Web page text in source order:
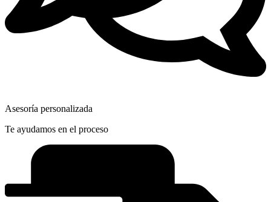
Asesoría personalizada
Te ayudamos en el proceso